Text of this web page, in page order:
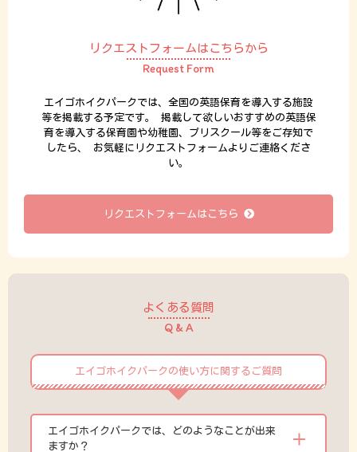
リクエストフォームはこちらから
Request Form
エイゴホイクパークでは、全国の英語保育を導入する施設
等を掲載する予定です。 掲載して欲しいおすすめの英語保
育を導入する保育園や幼稚園、プリスクール等をご存知で
したら、 お気軽にリクエストフォームよりご連絡くださ
い。
リクエストフォームはこちら
よくある質問
Q & A
エイゴホイクパークの使い方に関するご質問
エイゴホイクパークでは、どのようなことが出来
ますか？